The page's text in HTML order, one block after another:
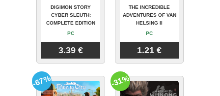
DIGIMON STORY
CYBER SLEUTH:
COMPLETE EDITION
PC
3.39 €
THE INCREDIBLE
ADVENTURES OF VAN
HELSING II
PC
1.21 €
-67% -31%